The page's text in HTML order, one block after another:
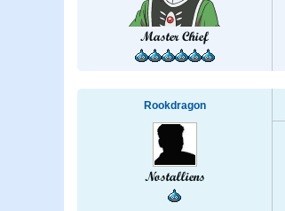
Master Chief
Rookdragon
Nostalliens